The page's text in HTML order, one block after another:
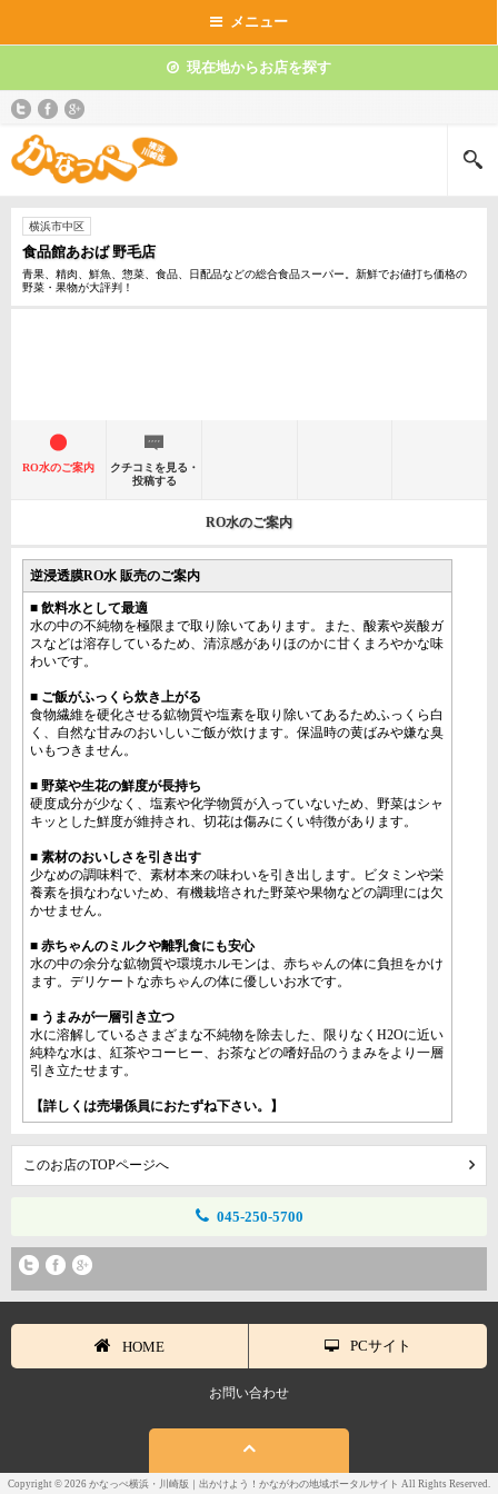
メニュー
現在地からお店を探す
横浜市中区
食品館あおば 野毛店
青果、精肉、鮮魚、惣菜、食品、日配品などの総合食品スーパー。新鮮でお値打ち価格の
野菜・果物が大評判！
RO水のご案内
クチコミを見る・
投稿する
RO水のご案内
逆浸透膜RO水 販売のご案内
■ 飲料水として最適
水の中の不純物を極限まで取り除いてあります。また、酸素や炭酸ガ
スなどは溶存しているため、清涼感がありほのかに甘くまろやかな味
わいです。
■ ご飯がふっくら炊き上がる
食物繊維を硬化させる鉱物質や塩素を取り除いてあるためふっくら白
く、自然な甘みのおいしいご飯が炊けます。保温時の黄ばみや嫌な臭
いもつきません。
■ 野菜や生花の鮮度が長持ち
硬度成分が少なく、塩素や化学物質が入っていないため、野菜はシャ
キッとした鮮度が維持され、切花は傷みにくい特徴があります。
■ 素材のおいしさを引き出す
少なめの調味料で、素材本来の味わいを引き出します。ビタミンや栄
養素を損なわないため、有機栽培された野菜や果物などの調理には欠
かせません。
■ 赤ちゃんのミルクや離乳食にも安心
水の中の余分な鉱物質や環境ホルモンは、赤ちゃんの体に負担をかけ
ます。デリケートな赤ちゃんの体に優しいお水です。
■ うまみが一層引き立つ
水に溶解しているさまざまな不純物を除去した、限りなくH2Oに近い
純粋な水は、紅茶やコーヒー、お茶などの嗜好品のうまみをより一層
引き立たせます。
【詳しくは売場係員におたずね下さい。】
このお店のTOPページへ
045-250-5700
HOME PCサイト
お問い合わせ
Copyright © 2026 かなっぺ横浜・川崎版｜出かけよう！かながわの地域ポータルサイト All Rights Reserved.